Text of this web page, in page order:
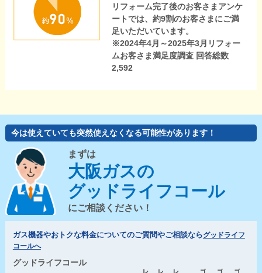
リフォーム完了後のお客さまアンケ
ートでは、約9割のお客さまにご満
足いただいています。
※2024年4月～2025年3月リフォー
ムお客さま満足度調査 回答総数
2,592
今は使えていても突然使えなくなる可能性があります！
まずは
大阪ガスの
グッドライフコール
にご相談ください！
ガス機器やおトクな料金についてのご質問やご相談ならグッドライフ
コールへ
グッドライフコール